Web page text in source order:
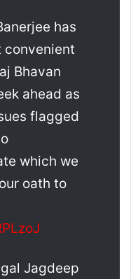
has
convenient
Bhavan
ahead as
flagged
which we
oath to
Jagdeep